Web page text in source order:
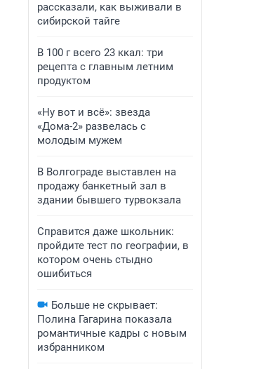
рассказали, как выживали в
сибирской тайге
В 100 г всего 23 ккал: три
рецепта с главным летним
продуктом
«Ну вот и всё»: звезда
«Дома-2» развелась с
молодым мужем
В Волгограде выставлен на
продажу банкетный зал в
здании бывшего турвокзала
Справится даже школьник:
пройдите тест по географии, в
котором очень стыдно
ошибиться
Больше не скрывает:
Полина Гагарина показала
романтичные кадры с новым
избранником